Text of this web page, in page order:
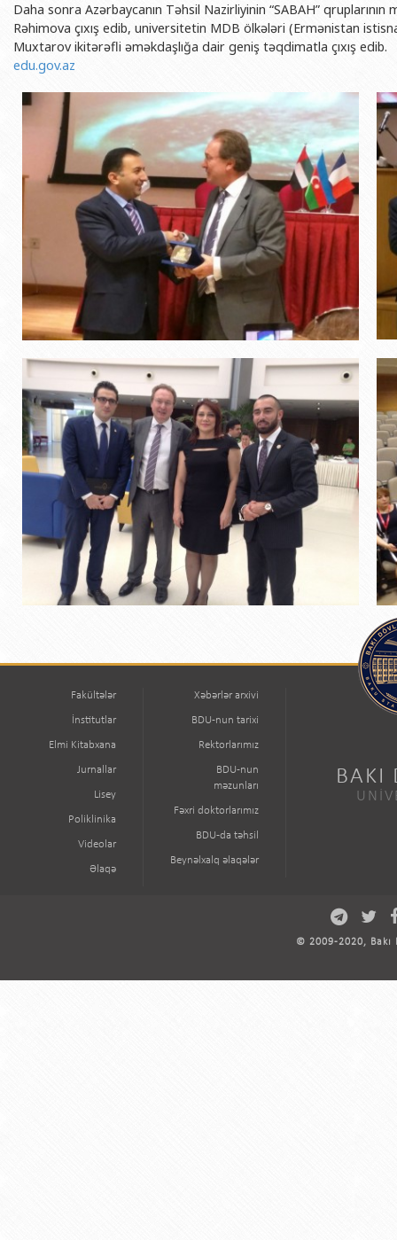
Daha sonra Azərbaycanın Təhsil Nazirliyinin “SABAH”
Rəhimova çıxış edib, universitetin MDB ölkələri (Ermənistan
Muxtarov ikitərəfli əməkdaşlığa dair geniş təqdimatla çıxış edib.
edu.gov.az
Fakültələr
İnstitutlar
Elmi Kitabxana
Jurnallar
Lisey
Poliklinika
Videolar
Əlaqə
Xəbərlər arxivi
BDU-nun tarixi
Rektorlarımız
BDU-nun
məzunları
Fəxri doktorlarımız
BDU-da təhsil
Beynəlxalq əlaqələr
BAKI
© 2009-2020,